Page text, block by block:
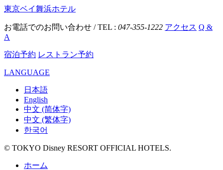
東京ベイ舞浜ホテル
お電話でのお問い合わせ / TEL : 047-355-1222 アクセス Q &
A
宿泊予約 レストラン予約
LANGUAGE
日本語
English
中文 (简体字)
中文 (繁体字)
한국어
© TOKYO Disney RESORT OFFICIAL HOTELS.
ホーム